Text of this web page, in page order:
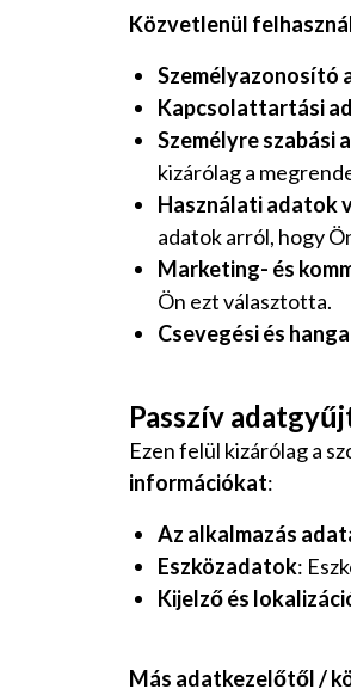
Közvetlenül
Személyazonosító
Kapcsolattartási
Személyre szabási
kizárólag a
Használati adatok
adatok arról, hogy
Marketing- és
Ön ezt választotta.‍
Csevegési és
Passzív
Ezen felül kizárólag a
információkat:
Az alkalmazás
Eszközadatok:
Kijelző és
Más adatkezelőtől /